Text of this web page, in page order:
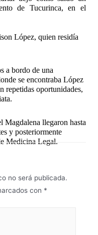
de Tucurinca, en el
López, quien residía
a bordo de una
se encontraba López
repetidas oportunidades,
Magdalena llegaron hasta
y posteriormente
Medicina Legal.
no será publicada.
con *